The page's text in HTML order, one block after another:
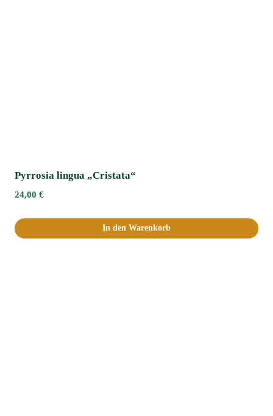
Pyrrosia lingua „Cristata“
24,00 €
In den Warenkorb